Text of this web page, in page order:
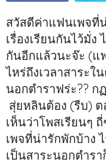
สวัสดีค่าแฟนเพจที่
เรื่องเรียนกันไว้มั่ง
กันอีกแล้วนะจ๊ะ (แ
ไหร่ถึงเวลาสาระใ
นอกตำราฟร่ะ?? ก
สุ่ยหลินต้อง (รีบ) ต
เห็นว่าโพสเรียนๆ
เพจที่น่ารักพักบ้าง
เป็นสาระนอกตำร